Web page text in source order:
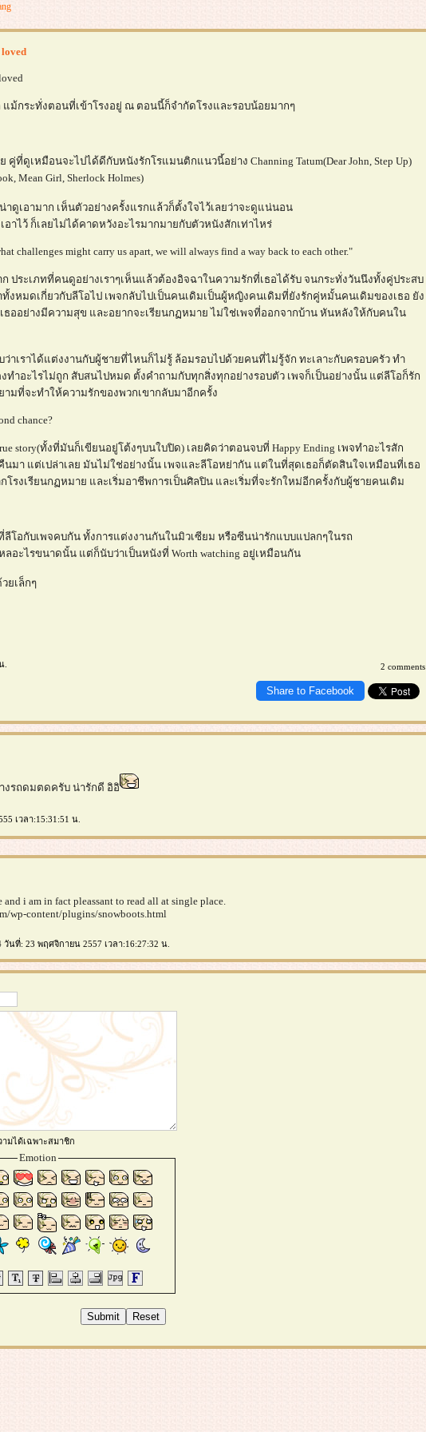
loved
แม้กระทั่งตอนที่เข้าโรงอยู่ ณ ตอนนี้ก็จำกัดโรงและรอบน้อยมากๆ
คู่ที่ดูเหมือนจะไปได้ดีกับหนังรักโรแมนติกแนวนี้อย่าง Channing Tatum(Dear John, Step Up)
Mean Girl, Sherlock Holmes)
าดูเอามาก เห็นตัวอย่างครั้งแรกแล้วก็ตั้งใจไว้เลยว่าจะดูแน่นอน
าไว้ ก็เลยไม่ได้คาดหวังอะไรมากมายกับตัวหนังสักเท่าไหร่
challenges might carry us apart, we will always find a way back to each other."
ประเภทที่คนดูอย่างเราๆเห็นแล้วต้องอิจฉาในความรักที่เธอได้รับ จนกระทั่งวันนึงทั้งคู่ประสบ
งหมดเกี่ยวกับลีโอไป เพจกลับไปเป็นคนเดิมเป็นผู้หญิงคนเดิมที่ยังรักคู่หมั้นคนเดิมของเธอ ยัง
อย่างมีความสุข และอยากจะเรียนกฏหมาย ไม่ใช่เพจที่ออกจากบ้าน หันหลังให้กับคนใน
าเราได้แต่งงานกับผู้ชายที่ไหนก็ไม่รู้ ล้อมรอบไปด้วยคนที่ไม่รู้จัก ทะเลาะกับครอบครัว ทำ
ทำอะไรไม่ถูก สับสนไปหมด ตั้งคำถามกับทุกสิ่งทุกอย่างรอบตัว เพจก็เป็นอย่างนั้น แต่ลีโอก็รัก
มที่จะทำให้ความรักของพวกเขากลับมาอีกครั้ง
chance?
story(ทั้งที่มันก็เขียนอยู่โต้งๆบนใบปิด) เลยคิดว่าตอนจบที่ Happy Ending เพจทำอะไรสัก
มา แต่เปล่าเลย มันไม่ใช่อย่างนั้น เพจและลีโอหย่ากัน แต่ในที่สุดเธอก็ตัดสินใจเหมือนที่เธอ
รงเรียนกฏหมาย และเริ่มอาชีพการเป็นศิลปิน และเริ่มที่จะรักใหม่อีกครั้งกับผู้ชายคนเดิม
โอกับเพจคบกัน ทั้งการแต่งงานกันในมิวเซียม หรือซีนน่ารักแบบแปลกๆในรถ
อะไรขนาดนั้น แต่ก็นับว่าเป็นหนังที่ Worth watching อยู่เหมือนกัน
ยเล็กๆ
.
2 comments
Share to Facebook
งรถดมตดครับ น่ารักดี อิอิ
เวลา:15:31:51 น.
i am in fact pleassant to read all at single place.
wp-content/plugins/snowboots.html
วันที่: 23 พฤศจิกายน 2557 เวลา:16:27:32 น.
มได้เฉพาะสมาชิก
Emotion